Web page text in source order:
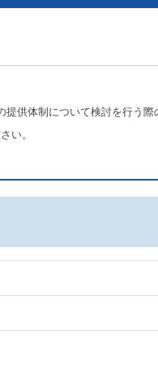
供体制について検討を行う
い。